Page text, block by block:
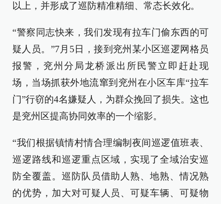
以上，并形成了巡防精准精细、常态长效化。
“警察同志快来，我们发现有拉车门偷东西的可
疑人员。”7月5日，接到兖州某小区巡逻网格员
报警，兖州分局龙桥派出所民警立即赶赴现
场，当场抓获外地流窜到兖州在小区车库“拉车
门”行窃的4名嫌疑人，为群众挽回了损失。这也
是兖州区提高协同效率的一个缩影。
“我们根据镇情村情合理编制夜间巡逻值班表、
巡逻路线和巡逻重点区域，实现了全域治安巡
防全覆盖。巡防队员借助人熟、地熟、情况熟
的优势，加大对可疑人员、可疑车辆、可疑物